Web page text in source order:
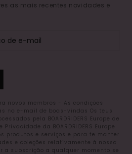
as mais recentes novidades e
novos membros - As condições
no e-mail de boas-vindas Os teus
pela BOARDRIDERS Europe de
da BOARDRIDERS Europe
produtos e serviços e para te manter
e coleções relativamente à nossa
a subscrição a qualquer momento se